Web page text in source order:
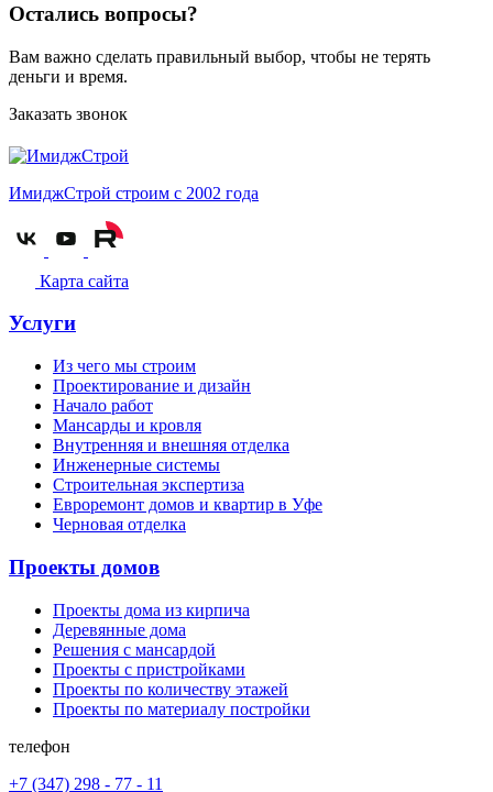
Остались вопросы?
Вам важно сделать правильный выбор, чтобы не терять
деньги и время.
Заказать звонок
ИмиджСтрой строим с 2002 года
Карта сайта
Услуги
Из чего мы строим
Проектирование и дизайн
Начало работ
Мансарды и кровля
Внутренняя и внешняя отделка
Инженерные системы
Строительная экспертиза
Евроремонт домов и квартир в Уфе
Черновая отделка
Проекты домов
Проекты дома из кирпича
Деревянные дома
Решения с мансардой
Проекты с пристройками
Проекты по количеству этажей
Проекты по материалу постройки
телефон
+7 (347) 298 - 77 - 11